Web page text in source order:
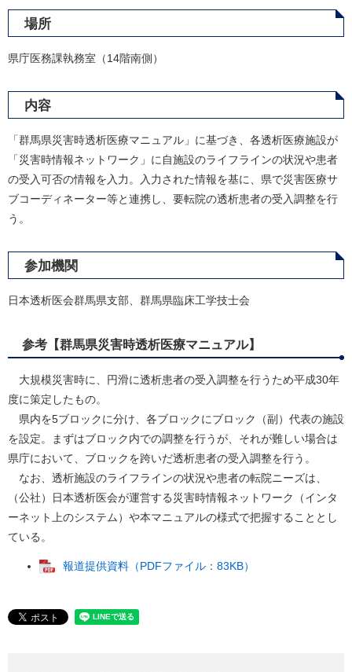
場所
県庁医務課執務室（14階南側）
内容
「群馬県災害時透析医療マニュアル」に基づき、各透析医療施設が
「災害時情報ネットワーク」に自施設のライフラインの状況や患者
の受入可否の情報を入力。入力された情報を基に、県で災害医療サ
ブコーディネーター等と連携し、要転院の透析患者の受入調整を行
う。
参加機関
日本透析医会群馬県支部、群馬県臨床工学技士会
参考【群馬県災害時透析医療マニュアル】
大規模災害時に、円滑に透析患者の受入調整を行うため平成30年
度に策定したもの。
県内を5ブロックに分け、各ブロックにブロック（副）代表の施設
を設定。まずはブロック内での調整を行うが、それが難しい場合は
県庁において、ブロックを跨いだ透析患者の受入調整を行う。
なお、透析施設のライフラインの状況や患者の転院ニーズは、
（公社）日本透析医会が運営する災害時情報ネットワーク（インタ
ーネット上のシステム）や本マニュアルの様式で把握することとし
ている。
報道提供資料（PDFファイル：83KB）